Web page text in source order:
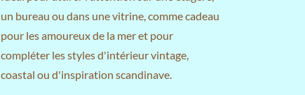
un bureau ou dans une vitrine, comme cadeau
pour les amoureux de la mer et pour
compléter les styles d'intérieur vintage,
coastal ou d'inspiration scandinave.